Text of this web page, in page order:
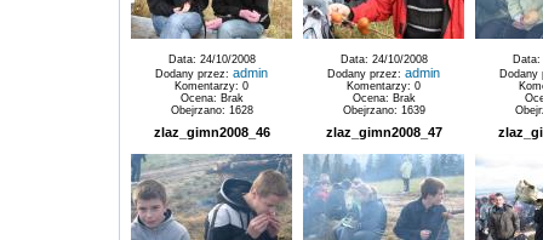
Data: 24/10/2008
Dodany przez: admin
Komentarzy: 0
Ocena: Brak
Obejrzano: 1628
Data: 24/10/2008
Dodany przez: admin
Komentarzy: 0
Ocena: Brak
Obejrzano: 1639
Data:
zlaz_gimn2008_46 zlaz_gimn2008_47